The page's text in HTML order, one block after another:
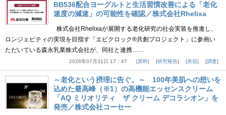
BB536配合ヨーグルトと生活習慣改善による「老化
速度の減速」の可能性を確認／株式会社Rhelixa
株式会社Rhelixaが展開する老化研究の社会実装を推進し、
ロンジェビティの実現を目指す「エピクロック®共創プロジェクト」に参画い
ただいている森永乳業株式会社が、同社と連携……
2026年07月31日 17：47 原料 研究報告 美容 調査
～老化という摂理に告ぐ。～ 100年美肌への想いを
込めた最高峰（※1）の高機能エッセンスクリーム
「AQ ミリオリティ ザ クリーム デコラシオン」を
発売／株式会社コーセー